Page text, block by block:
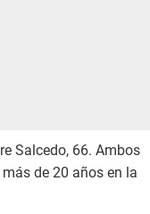
Salcedo, 66. Ambos
de 20 años en la